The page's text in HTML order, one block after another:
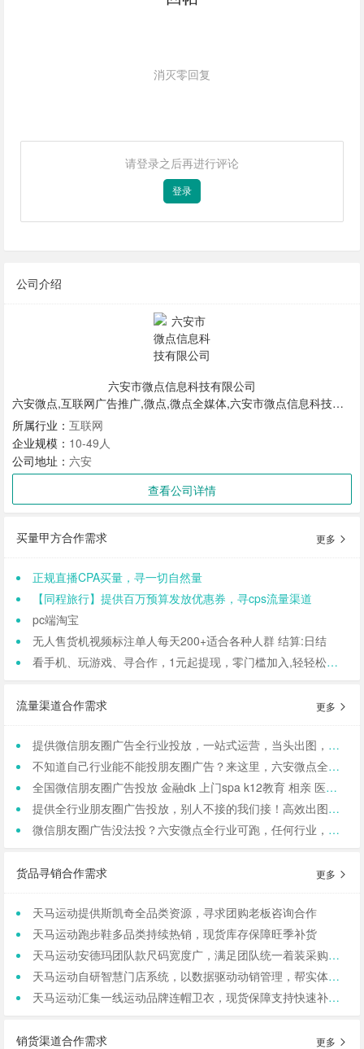
消灭零回复
请登录之后再进行评论
登录
公司介绍
六安市微点信息科技有限公司
六安微点,互联网广告推广,微点,微点全媒体,六安市微点信息科技有限公司,全媒体,微点信息科技
所属行业： 互联网
企业规模： 10-49人
公司地址： 六安
查看公司详情
买量甲方合作需求 更多
正规直播CPA买量，寻一切自然量
【同程旅行】提供百万预算发放优惠券，寻cps流量渠道
pc端淘宝
无人售货机视频标注单人每天200+适合各种人群 结算:日结
看手机、玩游戏、寻合作，1元起提现，零门槛加入,轻轻松松日结,寻找合作小伙伴（CPA/CPL）
流量渠道合作需求 更多
提供微信朋友圈广告全行业投放，一站式运营，当头出图，包过审！
不知道自己行业能不能投朋友圈广告？来这里，六安微点全行业可投！包资质！
全国微信朋友圈广告投放 金融dk 上门spa k12教育 相亲 医院医美 国学等禁投行业包资质 过审 无需保证金
提供全行业朋友圈广告投放，别人不接的我们接！高效出图、专业运营！
微信朋友圈广告没法投？六安微点全行业可跑，任何行业，当天出图，包过审！
货品寻销合作需求 更多
天马运动提供斯凯奇全品类资源，寻求团购老板咨询合作
天马运动跑步鞋多品类持续热销，现货库存保障旺季补货
天马运动安德玛团队款尺码宽度广，满足团队统一着装采购需求
天马运动自研智慧门店系统，以数据驱动动销管理，帮实体商家轻量化运营
天马运动汇集一线运动品牌连帽卫衣，现货保障支持快速补货，寻求b端商家合作
销货渠道合作需求 更多